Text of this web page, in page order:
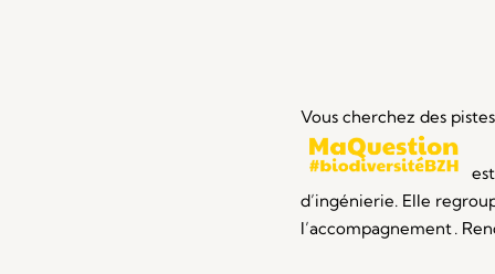
Vous cherchez des
d’ingénierie. Elle
l’accompagnement .